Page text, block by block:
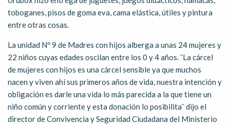
toboganes, pisos de goma eva, cama elástica, útiles y pintura
entre otras cosas.
La unidad Nº 9 de Madres con hijos alberga a unas 24 mujeres y
22 niños cuyas edades oscilan entre los 0 y 4 años. ¨La cárcel
de mujeres con hijos es una cárcel sensible ya que muchos
nacen y viven ahí sus primeros años de vida, nuestra intención y
obligación es darle una vida lo más parecida a la que tiene un
niño común y corriente y esta donación lo posibilita¨ dijo el
director de Convivencia y Seguridad Ciudadana del Ministerio